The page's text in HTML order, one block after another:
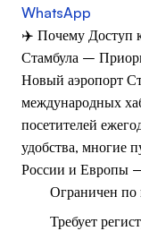
WhatsApp
✈️ Почему Доступ
Стамбула –
Новый аэропорт
международных
посетителей
удобства, многие
России и Европы
Ограничен по
Требует